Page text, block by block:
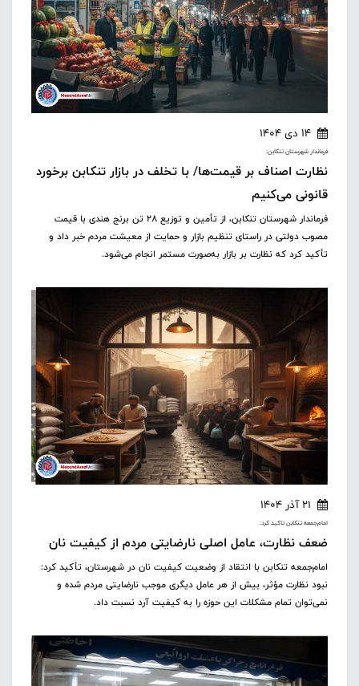
14 دی 1404
فرماندار شهرستان تنکابن:
نظارت اصناف بر قیمت‌ها/ با تخلف در بازار تنکابن برخورد
قانونی می‌کنیم
فرماندار شهرستان تنکابن، از تأمین و توزیع ۲۸ تن برنج هندی با قیمت
مصوب دولتی در راستای تنظیم بازار و حمایت از معیشت مردم خبر داد و
تأکید کرد که نظارت بر بازار به‌صورت مستمر انجام می‌شود.
21 آذر 1404
امام‌جمعه تنکابن تاکید کرد:
ضعف نظارت، عامل اصلی نارضایتی مردم از کیفیت نان
امام‌جمعه تنکابن با انتقاد از وضعیت کیفیت نان در شهرستان، تأکید کرد:
نبود نظارت مؤثر، بیش از هر عامل دیگری موجب نارضایتی مردم شده و
نمی‌توان تمام مشکلات این حوزه را به کیفیت آرد نسبت داد.